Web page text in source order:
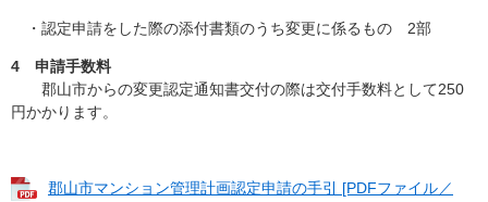
・認定申請をした際の添付書類のうち変更に係るもの 2部
4 申請手数料
郡山市からの変更認定通知書交付の際は交付手数料として250
円かかります。
郡山市マンション管理計画認定申請の手引 [PDFファイル／